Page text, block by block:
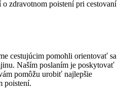
zdravotnom poistení pri cestovaní
cestujúcim pomohli orientovať sa
Naším poslaním je poskytovať
pomôžu urobiť najlepšie
poistení.